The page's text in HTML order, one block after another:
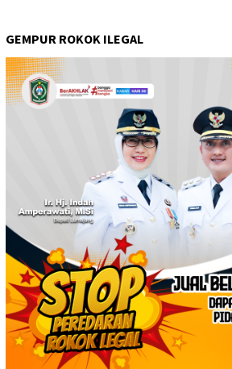
GEMPUR ROKOK ILEGAL